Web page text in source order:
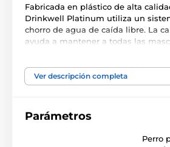
Fabricada en plástico de alta
Drinkwell Platinum utiliza un
chorro de agua de caída libre. La
ayuda a mantener a todas las
fabricante Petsafe ayuda a
bebida de su mascota. El tamaño
independientemente de su raza,
también les encantará el agua
ofrecerá a su mascota agua fresca
Ver descripción completa
Parámetros
Perro